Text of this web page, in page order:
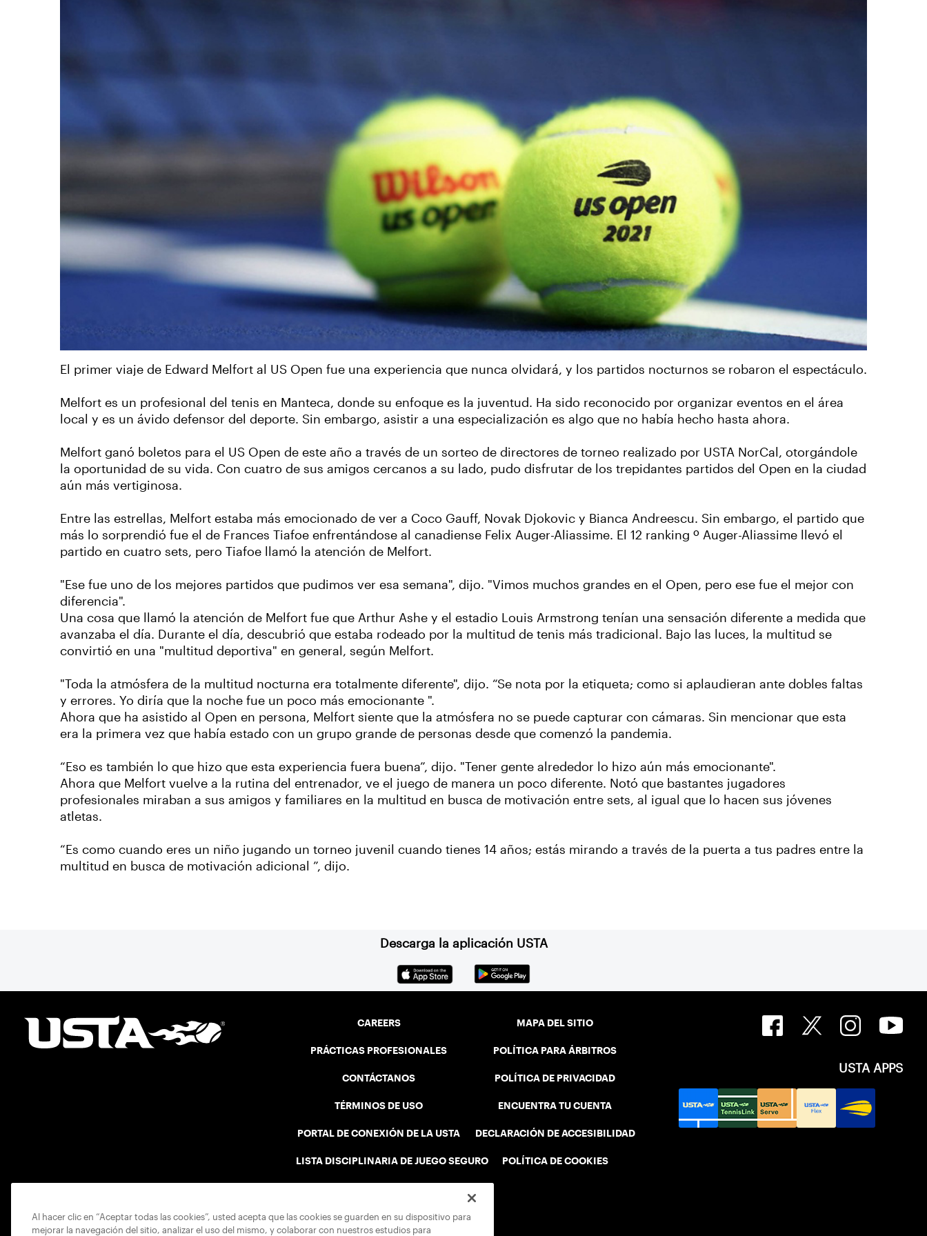
El primer viaje de Edward Melfort al US Open fue una experiencia que nunca olvidará, y los partidos nocturnos se robaron el espectáculo.
Melfort es un profesional del tenis en Manteca, donde su enfoque es la juventud. Ha sido reconocido por organizar eventos en el área
local y es un ávido defensor del deporte. Sin embargo, asistir a una especialización es algo que no había hecho hasta ahora.
Melfort ganó boletos para el US Open de este año a través de un sorteo de directores de torneo realizado por USTA NorCal, otorgándole
la oportunidad de su vida. Con cuatro de sus amigos cercanos a su lado, pudo disfrutar de los trepidantes partidos del Open en la ciudad
aún más vertiginosa.
Entre las estrellas, Melfort estaba más emocionado de ver a Coco Gauff, Novak Djokovic y Bianca Andreescu. Sin embargo, el partido que
más lo sorprendió fue el de Frances Tiafoe enfrentándose al canadiense Felix Auger-Aliassime. El 12 ranking º Auger-Aliassime llevó el
partido en cuatro sets, pero Tiafoe llamó la atención de Melfort.
"Ese fue uno de los mejores partidos que pudimos ver esa semana", dijo. "Vimos muchos grandes en el Open, pero ese fue el mejor con
diferencia".
Una cosa que llamó la atención de Melfort fue que Arthur Ashe y el estadio Louis Armstrong tenían una sensación diferente a medida que
avanzaba el día. Durante el día, descubrió que estaba rodeado por la multitud de tenis más tradicional. Bajo las luces, la multitud se
convirtió en una "multitud deportiva" en general, según Melfort.
"Toda la atmósfera de la multitud nocturna era totalmente diferente", dijo. “Se nota por la etiqueta; como si aplaudieran ante dobles faltas
y errores. Yo diría que la noche fue un poco más emocionante ".
Ahora que ha asistido al Open en persona, Melfort siente que la atmósfera no se puede capturar con cámaras. Sin mencionar que esta
era la primera vez que había estado con un grupo grande de personas desde que comenzó la pandemia.
“Eso es también lo que hizo que esta experiencia fuera buena”, dijo. "Tener gente alrededor lo hizo aún más emocionante".
Ahora que Melfort vuelve a la rutina del entrenador, ve el juego de manera un poco diferente. Notó que bastantes jugadores
profesionales miraban a sus amigos y familiares en la multitud en busca de motivación entre sets, al igual que lo hacen sus jóvenes
atletas.
“Es como cuando eres un niño jugando un torneo juvenil cuando tienes 14 años; estás mirando a través de la puerta a tus padres entre la
multitud en busca de motivación adicional ”, dijo.
Descarga la aplicación USTA
CAREERS
PRÁCTICAS PROFESIONALES
CONTÁCTANOS
TÉRMINOS DE USO
PORTAL DE CONEXIÓN DE LA USTA
LISTA DISCIPLINARIA DE JUEGO SEGURO
MAPA DEL SITIO
POLÍTICA PARA ÁRBITROS
POLÍTICA DE PRIVACIDAD
ENCUENTRA TU CUENTA
DECLARACIÓN DE ACCESIBILIDAD
POLÍTICA DE COOKIES
USTA APPS
Al hacer clic en “Aceptar todas las cookies”, usted acepta que las cookies se guarden en su dispositivo para
mejorar la navegación del sitio, analizar el uso del mismo, y colaborar con nuestros estudios para